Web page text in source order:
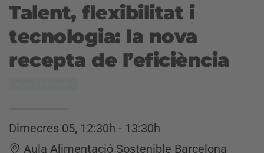
Talent, flexibilitat i
tecnologia: la nova
recepta de l’eficiència
Dimecres 05, 12:30h - 13:30h
Aula Alimentació Sostenible Barcelona